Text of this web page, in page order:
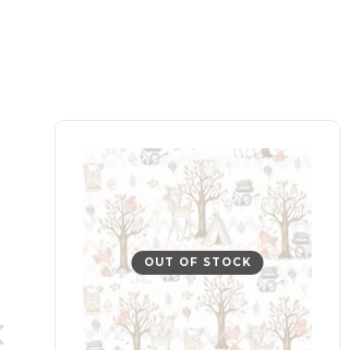
OUT OF STOCK